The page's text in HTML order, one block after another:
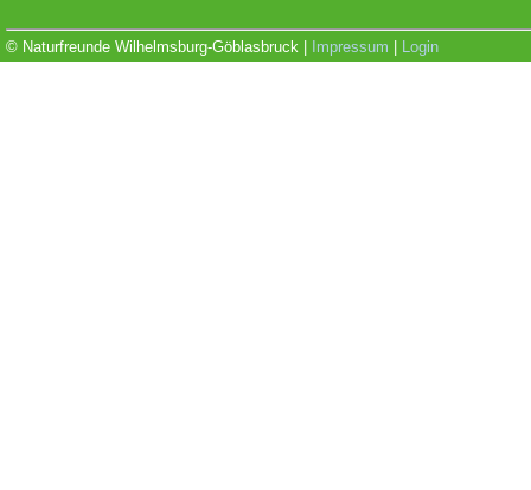
© Naturfreunde Wilhelmsburg-Göblasbruck | Impressum Login